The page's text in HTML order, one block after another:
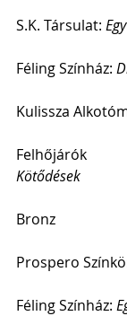
S.K. Társulat:
Féling Színház:
Kulissza
Kötődések
Bronz
Prospero
Féling Színház: